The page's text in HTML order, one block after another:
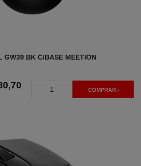
GW39 BK C/BASE MEETION
,70 COMPRAR